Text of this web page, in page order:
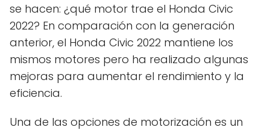
se hacen: ¿qué motor trae el Honda Civic
2022? En comparación con la generación
anterior, el Honda Civic 2022 mantiene los
mismos motores pero ha realizado algunas
mejoras para aumentar el rendimiento y la
eficiencia.
Una de las opciones de motorización es un